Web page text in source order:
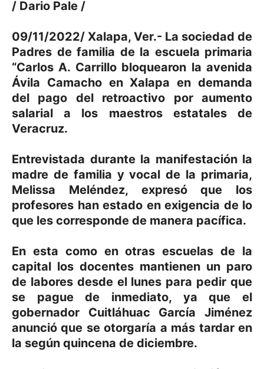
/ Dario Pale /
09/11/2022/ Xalapa, Ver.- La sociedad de
Padres de familia de la escuela primaria
“Carlos A. Carrillo bloquearon la avenida
Ávila Camacho en Xalapa en demanda
del pago del retroactivo por aumento
salarial a los maestros estatales de
Veracruz.
Entrevistada durante la manifestación la
madre de familia y vocal de la primaria,
Melissa Meléndez, expresó que los
profesores han estado en exigencia de lo
que les corresponde de manera pacífica.
En esta como en otras escuelas de la
capital los docentes mantienen un paro
de labores desde el lunes para pedir que
se pague de inmediato, ya que el
gobernador Cuitláhuac García Jiménez
anunció que se otorgaría a más tardar en
la según quincena de diciembre.